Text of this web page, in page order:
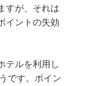
すが、それは
イントの失効
テルを利用し
です。ポイン